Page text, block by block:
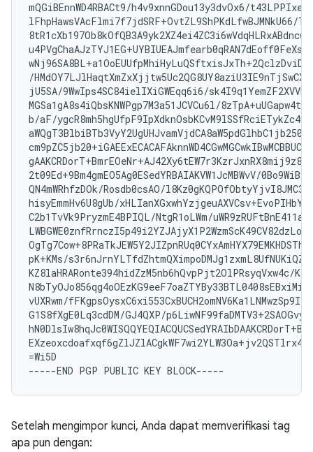
mQGiBEnnWD4RBACt9/h4v9xnnGDou13y3dvOx6/
lFhpHawsVAcFlmi7f7jdSRF+OvtZL9ShPKdLfwBJMNkU66/
/
jU5SA/9WwIps4SC84ielIXiGWEqq6i6/
MGSa1gA8s4iQbsKNWPgp7M3a51JCVCu6l/
b/aF/
2t09Ed+9Bm4gmEO5Ag0ESedYRBAIAKVW1JcMBWvV/
QN4mWRhfzDOk/Rosdb0csAO/
hisyEmmHv6U8gUb/
C2b1TvVk9PryzmE4BPIQL/NtgR1oLWm/
pK+KMs/
KZ8laHRARonte394hidZzM5nb6hQvpPjt2OlPRsyqVxw4c/
vUXRwm/
G1S8fXgE0Lq3cdDM/GJ4QXP/
=Wi5D
Setelah mengimpor kunci, Anda dapat memverifikasi tag
apa pun dengan: